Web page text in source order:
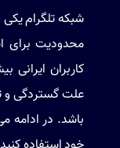
شبکهتلگرامیکی
کاربران
علت گستردگی و
باشد. در ادامه